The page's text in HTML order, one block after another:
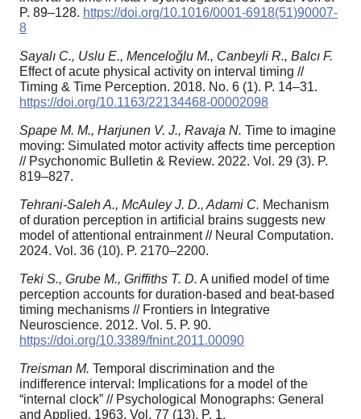
P. 89–128. https://doi.org/10.1016/0001-6918(51)90007-
8
Sayalı C., Uslu E., Menceloğlu M., Canbeyli R., Balcı F.
Effect of acute physical activity on interval timing //
Timing & Time Perception. 2018. No. 6 (1). P. 14–31.
https://doi.org/10.1163/22134468-00002098
Spape M. M., Harjunen V. J., Ravaja N. Time to imagine
moving: Simulated motor activity affects time perception
// Psychonomic Bulletin & Review. 2022. Vol. 29 (3). P.
819–827.
Tehrani-Saleh A., McAuley J. D., Adami C. Mechanism
of duration perception in artificial brains suggests new
model of attentional entrainment // Neural Computation.
2024. Vol. 36 (10). P. 2170–2200.
Teki S., Grube M., Griffiths T. D. A unified model of time
perception accounts for duration-based and beat-based
timing mechanisms // Frontiers in Integrative
Neuroscience. 2012. Vol. 5. P. 90.
https://doi.org/10.3389/fnint.2011.00090
Treisman M. Temporal discrimination and the
indifference interval: Implications for a model of the
“internal clock” // Psychological Monographs: General
and Applied. 1963. Vol. 77 (13). P. 1.